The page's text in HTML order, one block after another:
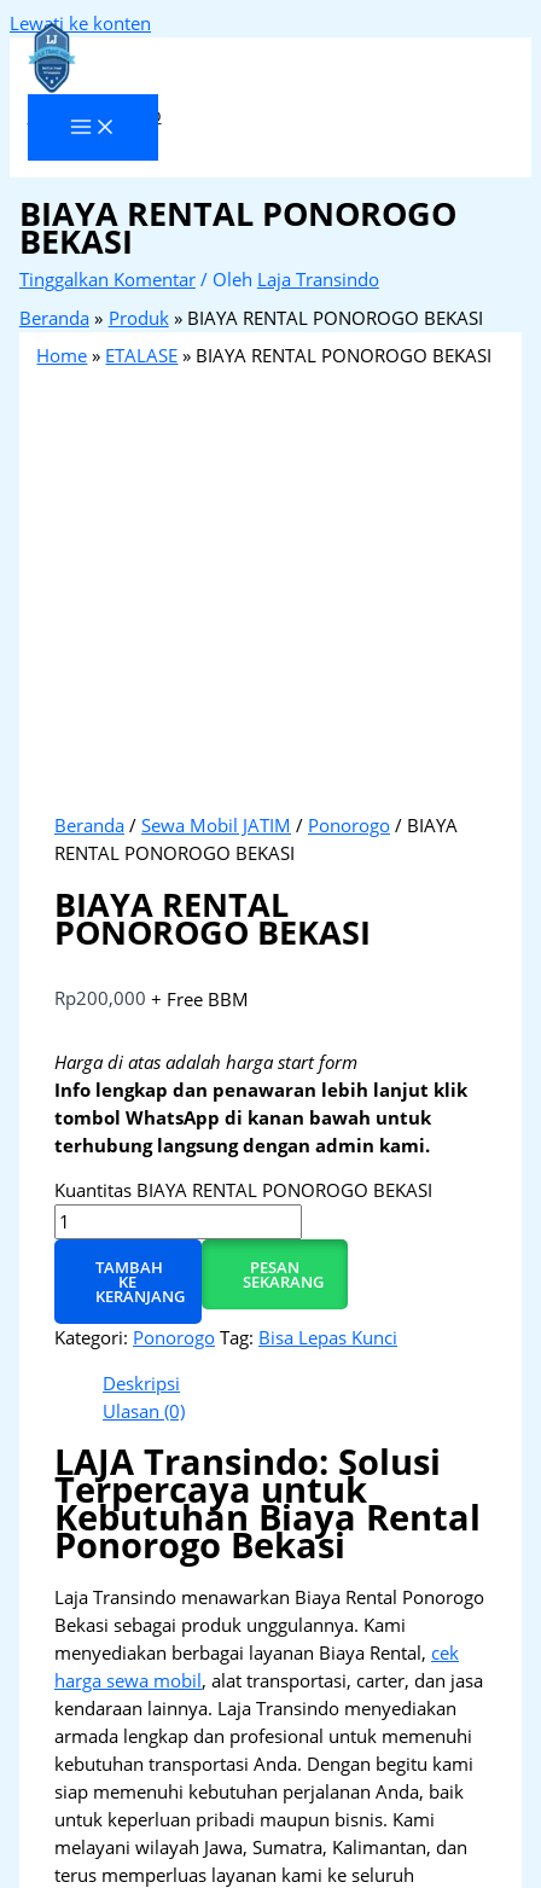
Lewati ke konten
Laja Transindo
BIAYA RENTAL PONOROGO
BEKASI
Tinggalkan Komentar / Oleh Laja Transindo
Beranda
Produk
BIAYA RENTAL PONOROGO BEKASI
Home » ETALASE » BIAYA RENTAL PONOROGO BEKASI
Beranda /Sewa Mobil JATIM / Ponorogo / BIAYA
RENTAL PONOROGO BEKASI
BIAYA RENTAL
PONOROGO BEKASI
Rp200,000 + Free BBM
Harga di atas adalah harga start form
Info lengkap dan penawaran lebih lanjut klik
tombol WhatsApp di kanan bawah untuk
terhubung langsung dengan admin kami.
Kuantitas BIAYA RENTAL PONOROGO BEKASI
TAMBAH
KE
KERANJANG
PESAN
SEKARANG
Kategori: Ponorogo Tag: Bisa Lepas Kunci
Deskripsi
Ulasan (0)
LAJA Transindo: Solusi
Terpercaya untuk
Kebutuhan Biaya Rental
Ponorogo Bekasi
Laja Transindo menawarkan Biaya Rental Ponorogo
Bekasi sebagai produk unggulannya. Kami
menyediakan berbagai layanan Biaya Rental, cek
harga sewa mobil, alat transportasi, carter, dan jasa
kendaraan lainnya. Laja Transindo menyediakan
armada lengkap dan profesional untuk memenuhi
kebutuhan transportasi Anda. Dengan begitu kami
siap memenuhi kebutuhan perjalanan Anda, baik
untuk keperluan pribadi maupun bisnis. Kami
melayani wilayah Jawa, Sumatra, Kalimantan, dan
terus memperluas layanan kami ke seluruh